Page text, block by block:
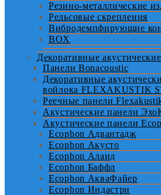
Резино-металлические
Рельсовые скрепления
Вибродемпфирующие
BOX
Декоративные
Панели Bonacoustic
Декоративные
войлока FLEXAKUSTIK
Реечные панели
Акустические панели
Акустические панели
Ecophon Адвантадж
Ecophon Акусто
Ecophon Алаид
Ecophon Баффл
Ecophon АкваФайер
Ecophon Индастри